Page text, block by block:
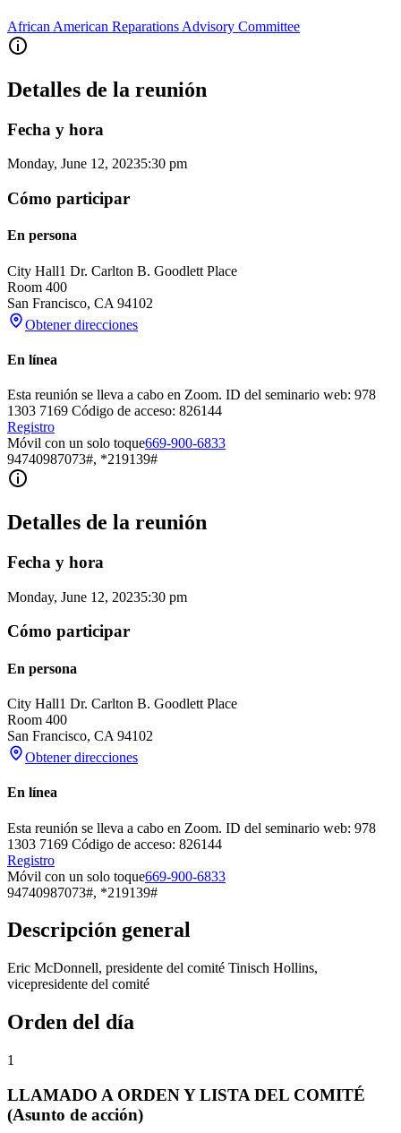
African American Reparations Advisory Committee
Detalles de la reunión
Fecha y hora
Monday, June 12, 20235:30 pm
Cómo participar
En persona
City Hall1 Dr. Carlton B. Goodlett Place
Room 400
San Francisco, CA 94102
Obtener direcciones
En línea
Esta reunión se lleva a cabo en Zoom. ID del seminario web: 978
1303 7169 Código de acceso: 826144
Registro
Móvil con un solo toque669-900-6833
94740987073#, *219139#
Detalles de la reunión
Fecha y hora
Monday, June 12, 20235:30 pm
Cómo participar
En persona
City Hall1 Dr. Carlton B. Goodlett Place
Room 400
San Francisco, CA 94102
Obtener direcciones
En línea
Esta reunión se lleva a cabo en Zoom. ID del seminario web: 978
1303 7169 Código de acceso: 826144
Registro
Móvil con un solo toque669-900-6833
94740987073#, *219139#
Descripción general
Eric McDonnell, presidente del comité Tinisch Hollins,
vicepresidente del comité
Orden del día
1
LLAMADO A ORDEN Y LISTA DEL COMITÉ
(Asunto de acción)